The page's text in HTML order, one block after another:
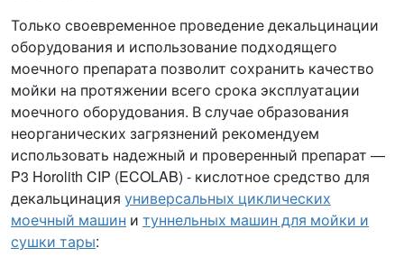
Только своевременное проведение декальцинации
оборудования и использование подходящего
моечного препарата позволит сохранить качество
мойки на протяжении всего срока эксплуатации
моечного оборудования. В случае образования
неорганических загрязнений рекомендуем
использовать надежный и проверенный препарат —
P3 Horolith CIP (ECOLAB) - кислотное средство для
декальцинация универсальных циклических
моечный машин и туннельных машин для мойки и
сушки тары: